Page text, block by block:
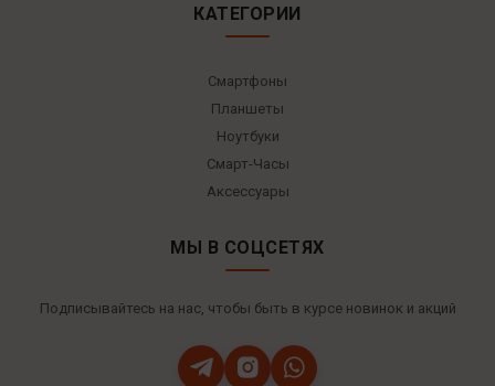
КАТЕГОРИИ
Смартфоны
Планшеты
Ноутбуки
Смарт-Часы
Аксессуары
МЫ В СОЦСЕТЯХ
Подписывайтесь на нас, чтобы быть в курсе новинок и акций